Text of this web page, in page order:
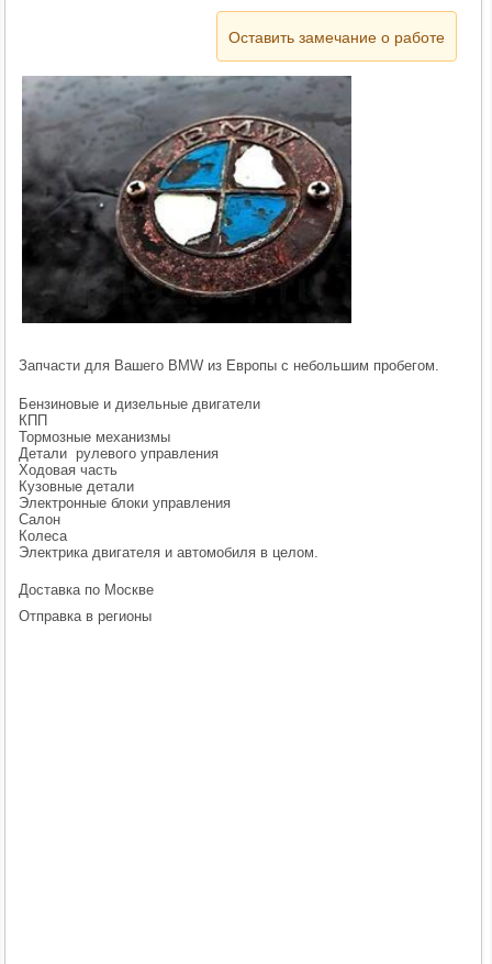
Оставить замечание о работе
Запчасти для Вашего BMW из Европы с небольшим пробегом.
Бензиновые и дизельные двигатели
КПП
Тормозные механизмы
Детали рулевого управления
Ходовая часть
Кузовные детали
Электронные блоки управления
Салон
Колеса
Электрика двигателя и автомобиля в целом.
Доставка по Москве
Отправка в регионы